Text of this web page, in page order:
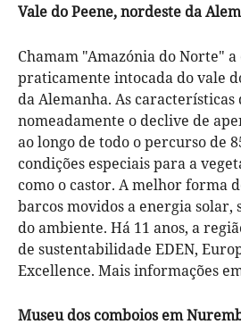
Vale do Peene, nordeste da
Chamam "Amazónia do Norte" a
praticamente intocada do vale
da Alemanha. As características
nomeadamente o declive de
ao longo de todo o percurso de
condições especiais para a
como o castor. A melhor forma
barcos movidos a energia solar,
do ambiente. Há 11 anos, a
de sustentabilidade EDEN,
Excellence. Mais informações
Museu dos comboios em